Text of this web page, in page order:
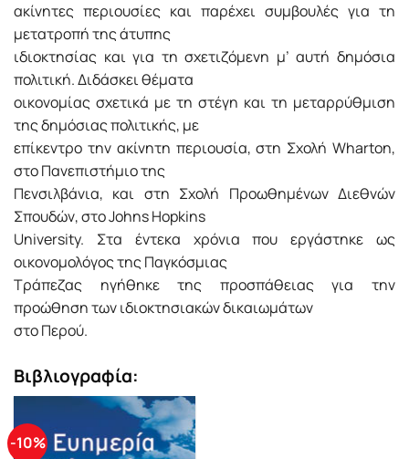
ακίνητες περιουσίες και παρέχει συμβουλές για τη
μετατροπή της άτυπης
ιδιοκτησίας και για τη σχετιζόμενη μ’ αυτή δημόσια
πολιτική. Διδάσκει θέματα
οικονομίας σχετικά με τη στέγη και τη μεταρρύθμιση
της δημόσιας πολιτικής, με
επίκεντρο την ακίνητη περιουσία, στη Σχολή Wharton,
στο Πανεπιστήμιο της
Πενσιλβάνια, και στη Σχολή Προωθημένων Διεθνών
Σπουδών, στο Johns Hopkins
University. Στα έντεκα χρόνια που εργάστηκε ως
οικονομολόγος της Παγκόσμιας
Τράπεζας ηγήθηκε της προσπάθειας για την
προώθηση των ιδιοκτησιακών δικαιωμάτων
στο Περού.
Βιβλιογραφία:
-10%